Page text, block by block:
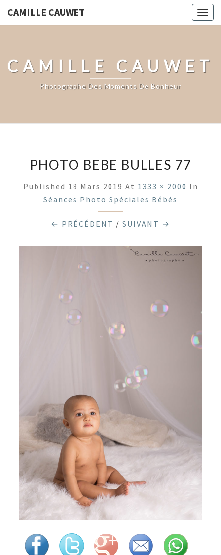
CAMILLE CAUWET
CAMILLE CAUWET
Photographe Des Moments De Bonheur
PHOTO BEBE BULLES 77
Published 18 Mars 2019 At 1333 × 2000 In
Séances Photo Spéciales Bébés
← PRÉCÉDENT / SUIVANT →